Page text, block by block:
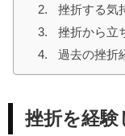
挫折する気
挫折から立
過去の挫折
挫折を経